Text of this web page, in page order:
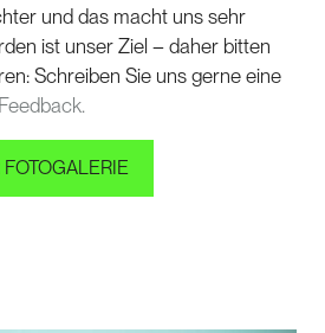
und das macht uns sehr
ist unser Ziel – daher bitten
Schreiben Sie uns gerne eine
FOTOGALERIE